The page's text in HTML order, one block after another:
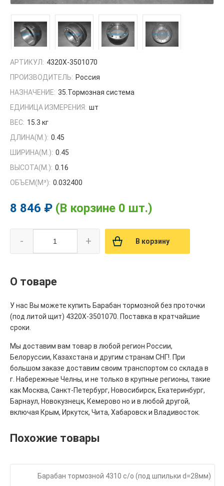
АРТИКУЛ: 4320Х-3501070
ПРОИЗВОДИТЕЛЬ: Россия
НАЗНАЧЕНИЕ: 35.Тормозная система
ЕДИНИЦА ИЗМЕРЕНИЯ: шт
ВЕС: 15.3 кг
ДЛИНА(М.): 0.45
ШИРИНА(М.): 0.45
ВЫСОТА(М.): 0.16
ОБЪЕМ(M³): 0.032400
8 846 ₽ (В корзине 0 шт.)
- + В корзину
О товаре
У нас Вы можете купить Барабан тормозной без проточки
(под литой щит) 4320Х-3501070. Поставка в кратчайшие
сроки.
Мы доставим вам товар в любой регион России,
Белоруссии, Казахстана и другим странам СНГ!. При
большом заказе доставим своим транспортом со склада в
г. Набережные Челны, и не только в крупные регионы, такие
как Москва, Санкт-Петербург, Новосибирск, Екатеринбург,
Барнаул, Новокузнецк, Кемерово но и в любой другой,
включая Крым, Иркутск, Чита, Хабаровск и Владивосток.
Похожие товары
Барабан тормозной 4310 с/о (под шпильки d=28мм)